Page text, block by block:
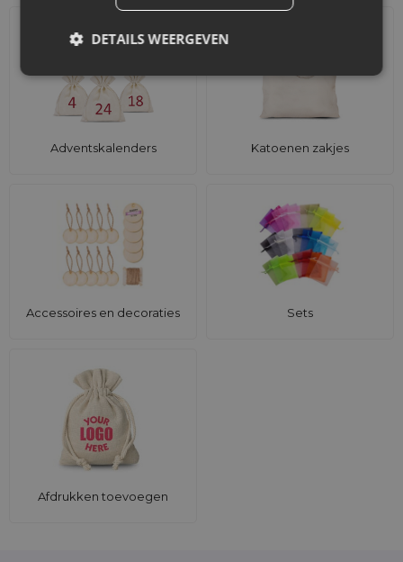
Adventskalenders Katoenen zakjes
Accessoires en decoraties Sets
Afdrukken toevoegen
DETAILS WEERGEVEN